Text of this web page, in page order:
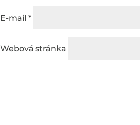
E-mail*
Webová stránka